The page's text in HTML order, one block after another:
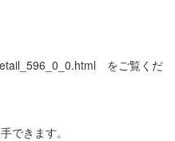
をご覧くだ
できます。